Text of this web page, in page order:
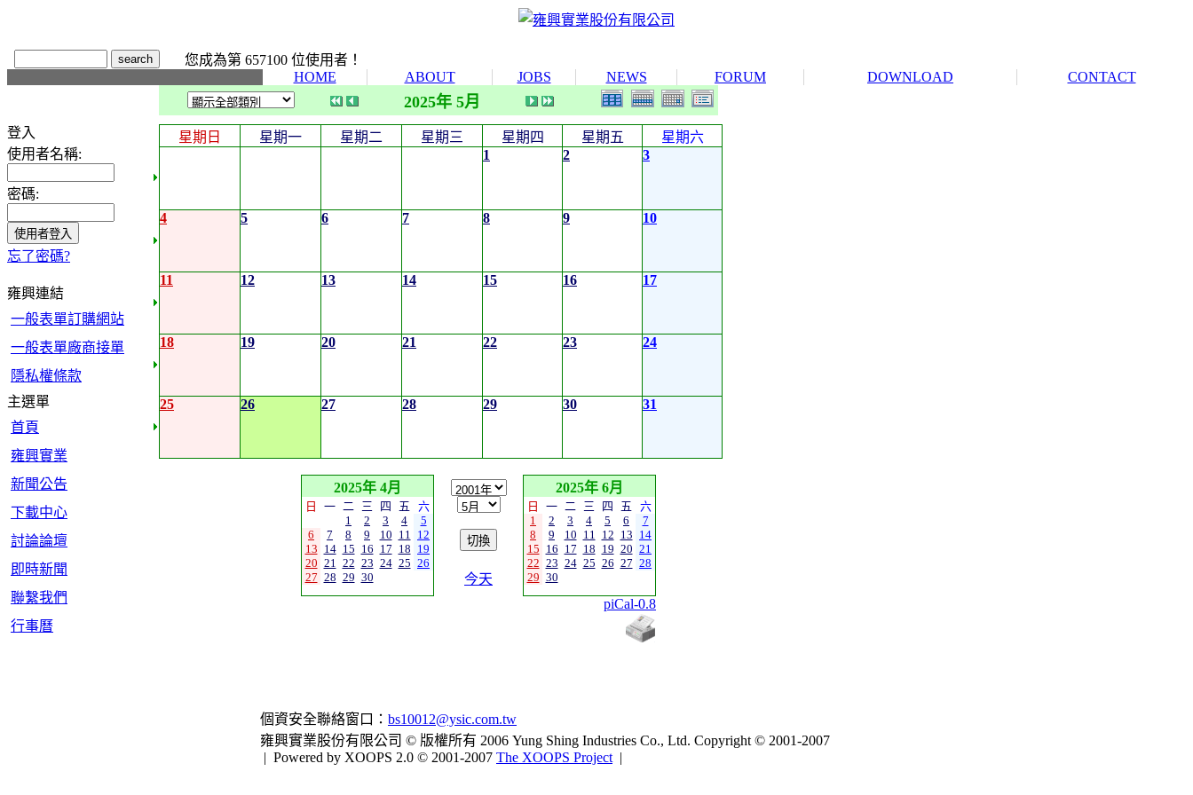
您成為第 657100 位使用者！
HOME
ABOUT JOBS NEWS FORUM DOWNLOAD CONTACT
登入
使用者名稱:
密碼:
忘了密碼?
雍興連結
一般表單訂購網站
一般表單廠商接單
隱私權條款
主選單
首頁
雍興實業
新聞公告
下載中心
討論論壇
即時新聞
聯繫我們
行事曆
2025年 5月
星期日 星期一 星期二 星期三 星期四 星期五
星期六
1
2 3
4 5 6 7 8 9 10
11 12 13 14 15 16 17
18 19 20 21 22 23 24
25 26 27 28 29 30 31
2025年 4月
日 一 二 三 四 五
六
1
2 3 4
5
6
7 8 9 10 11 12
13 14 15 16 17 18 19
20 21 22 23 24 25 26
27 28 29 30 今天
2025年 6月
日 一 二 三 四 五
六
1
2 3 4 5 6
7
8
9 10 11 12 13 14
15 16 17 18 19 20 21
22 23 24 25 26 27 28
29 30
piCal-0.8
個資安全聯絡窗口： bs10012@ysic.com.tw
雍興實業股份有限公司 © 版權所有 2006 Yung Shing Industries Co., Ltd. Copyright © 2001-2007
| Powered by XOOPS 2.0 © 2001-2007 The XOOPS Project |